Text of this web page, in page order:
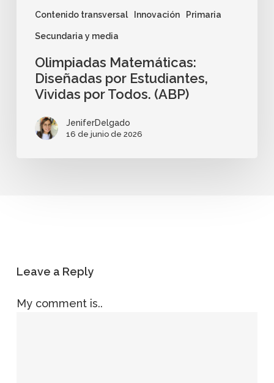
Contenido transversal Innovación Primaria
Secundaria y media
Olimpiadas Matemáticas:
Diseñadas por Estudiantes,
Vividas por Todos. (ABP)
JeniferDelgado
16 de junio de 2026
Leave a Reply
My comment is..